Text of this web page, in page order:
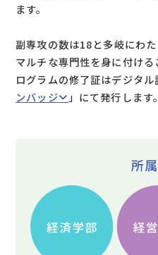
ます。
副専攻の数は18と多岐にわ
マルチな専門性を身に付け
ログラムの修了証はデジタ
ンバッジ
」にて発行します。